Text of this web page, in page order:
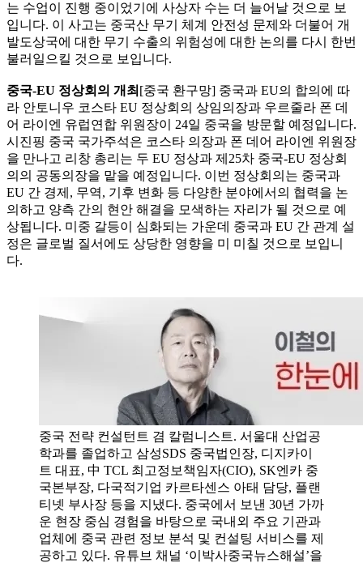
는 수업이 진행 중이었기에 사상자 수는 더 늘어날 것으로 보
입니다. 이 사고는 중국산 무기 체계 안전성 문제와 더불어 개
발도상국에 대한 무기 수출의 위험성에 대한 논의를 다시 한번
불러일으킬 것으로 보입니다.
중국-EU 정상회의 개최 [중국 환구망] 중국과 EU의 합의에 따
라 안토니우 코스타 EU 정상회의 상임의장과 우르줄라 폰 데
어 라이엔 유럽연합 위원장이 24일 중국을 방문할 예정입니다.
시진핑 중국 국가주석은 코스타 의장과 폰 데어 라이엔 위원장
을 만나고 리창 총리는 두 EU 정상과 제25차 중국-EU 정상회
의의 공동의장을 맡을 예정입니다. 이번 정상회의는 중국과
EU 간 경제, 무역, 기후 변화 등 다양한 분야에서의 협력을 논
의하고 양측 간의 현안 해결을 모색하는 자리가 될 것으로 예
상됩니다. 미중 갈등이 심화되는 가운데 중국과 EU 간 관계 설
정은 글로벌 질서에도 상당한 영향을 미 미칠 것으로 보입니
다.
중국 전략 컨설턴트 겸 칼럼니스트. 서울대 산업공
학과를 졸업하고 삼성SDS 중국법인장, 디지카이
트 대표, 中 TCL 최고정보책임자(CIO), SK엔카 중
국본부장, 다국적기업 카르타센스 아태 담당, 플랜
티넷 부사장 등을 지냈다. 중국에서 보낸 30년 가까
운 현장 중심 경험을 바탕으로 국내외 주요 기관과
업체에 중국 관련 정보 분석 및 컨설팅 서비스를 제
공하고 있다. 유튜브 채널 ‘이박사중국뉴스해설’을